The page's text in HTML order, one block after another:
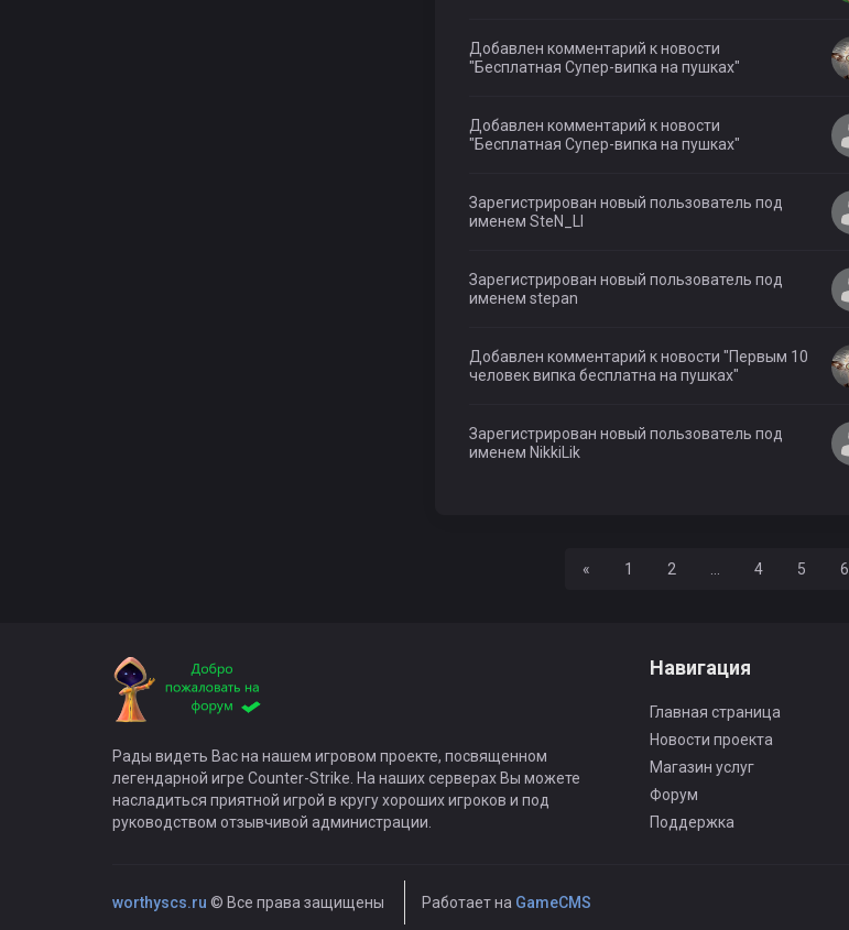
Добавлен комментарий к новости
"Бесплатная Супер-випка на пушках"
Добавлен комментарий к новости
"Бесплатная Супер-випка на пушках"
Зарегистрирован новый пользователь под
именем SteN_LI
Зарегистрирован новый пользователь под
именем stepan
Добавлен комментарий к новости "Первым 10
человек випка бесплатна на пушках"
Зарегистрирован новый пользователь под
именем NikkiLik
« Назад1 2 4 5 6
Рады видеть Вас на нашем игровом проекте, посвященном
легендарной игре Counter-Strike. На наших серверах Вы можете
насладиться приятной игрой в кругу хороших игроков и под
руководством отзывчивой администрации.
Навигация
Главная страница
Новости проекта
Магазин услуг
Форум
Поддержка
worthyscs.ru © Все права защищены Работает на GameCMS